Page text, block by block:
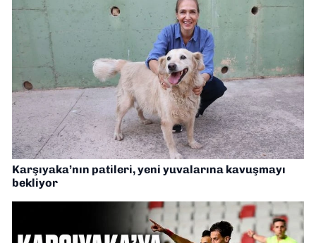
Karşıyaka’nın patileri, yeni yuvalarına kavuşmayı
bekliyor